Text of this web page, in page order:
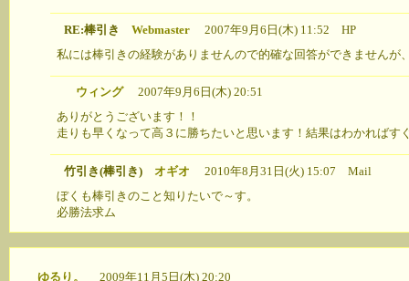
RE:棒引き Webmaster2007年9月6日(木) 11:52 HP
私には棒引きの経験がありませんので的確な回答ができませんが
ウィング2007年9月6日(木) 20:51
ありがとうございます！！
走りも早くなって高３に勝ちたいと思います！結果はわかればす
竹引き(棒引き) オギオ 2010年8月31日(火) 15:07 Mail
ぼくも棒引きのこと知りたいで～す。
必勝法求ム
ゆるり。
2009年11月5日(木) 20:20